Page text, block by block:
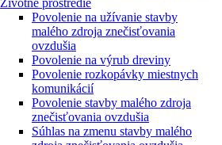
Životné prostredie
Povolenie na užívanie stavby
malého zdroja znečisťovania
ovzdušia
Povolenie na výrub dreviny
Povolenie rozkopávky miestnych
komunikácií
Povolenie stavby malého zdroja
znečisťovania ovzdušia
Súhlas na zmenu stavby malého